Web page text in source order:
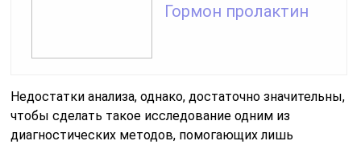
Гормон пролактин
Недостатки анализа, однако, достаточно значительны,
чтобы сделать такое исследование одним из
диагностических методов, помогающих лишь